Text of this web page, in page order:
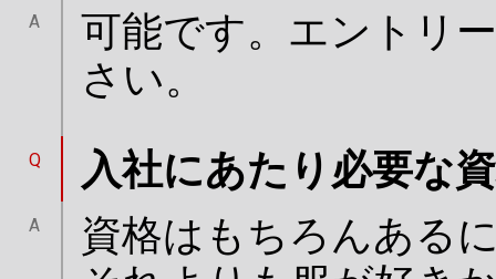
A
可能です。エントリ
さい。
Q 入社にあたり必要な
A
資格はもちろんある